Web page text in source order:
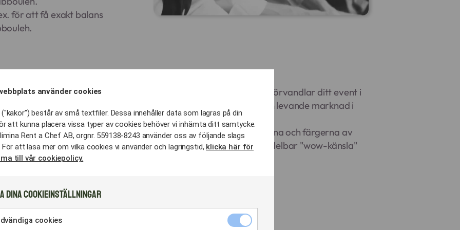
för att få exakt balans
att leverera:
rökighet och
som smälter i
att köttet förblir saftigt
Vi är matkonstnärerna som förvandlar ditt event i
Norra Djurgårdsstaden till en levande marknad i
Beirut.
Dina gäster får känna dofterna och färgerna av
Libanon som skapar en omedelbar "wow-känsla"
använder cookies
består av små textfiler. Dessa innehåller data som lagras på din
att kunna placera vissa typer av cookies behöver vi inhämta ditt samtycke.
Rent a Chef AB, orgnr. 559138-8243 använder oss av följande slags
att läsa mer om vilka cookies vi använder och lagringstid, klicka här för
till vår cookiepolicy.
dina cookieinställningar
cookies
Nödvändiga